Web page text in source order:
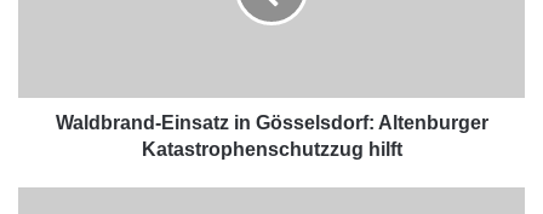
Waldbrand-Einsatz in Gösselsdorf: Altenburger
Katastrophenschutzzug hilft